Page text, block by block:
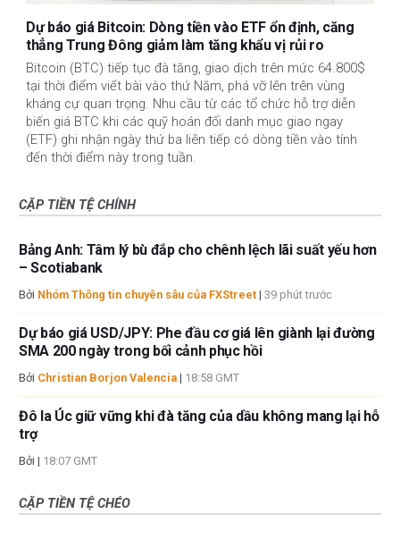
Dự báo giá Bitcoin: Dòng tiền vào ETF ổn định, căng
thẳng Trung Đông giảm làm tăng khẩu vị rủi ro
Bitcoin (BTC) tiếp tục đà tăng, giao dịch trên mức 64.800$
tại thời điểm viết bài vào thứ Năm, phá vỡ lên trên vùng
kháng cự quan trọng. Nhu cầu từ các tổ chức hỗ trợ diễn
biến giá BTC khi các quỹ hoán đổi danh mục giao ngay
(ETF) ghi nhận ngày thứ ba liên tiếp có dòng tiền vào tính
đến thời điểm này trong tuần.
CẶP TIỀN TỆ CHÍNH
Bảng Anh: Tâm lý bù đắp cho chênh lệch lãi suất yếu hơn
– Scotiabank
Bởi Nhóm Thông tin chuyên sâu của FXStreet | 39 phút trước
Dự báo giá USD/JPY: Phe đầu cơ giá lên giành lại đường
SMA 200 ngày trong bối cảnh phục hồi
Bởi Christian Borjon Valencia | 18:58 GMT
Đô la Úc giữ vững khi đà tăng của dầu không mang lại hỗ
trợ
Bởi | 18:07 GMT
CẶP TIỀN TỆ CHÉO